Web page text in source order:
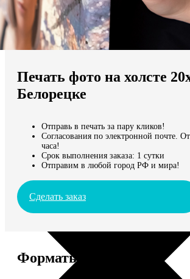
Мы доставляем по всему миру
Продолжить без города
Печать фото на холсте
Белорецке
Отправь в печать за пару кликов!
Согласования по электронной почте.
часа!
Срок выполнения заказа: 1 сутки
Отправим в любой город РФ и мира!
Сделать заказ
Форматы и цены